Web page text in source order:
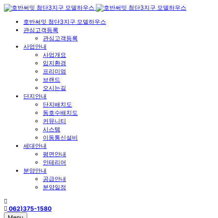
호반써밋 첨단3지구 모델하우스
관심고객등록
관심고객등록
사업안내
사업개요
입지환경
프리미엄
브랜드
오시는길
단지안내
단지배치도
동호수배치도
커뮤니티
시스템
이동통신설비
세대안내
평면안내
인테리어
분양안내
공급안내
분양일정
062)375-1580